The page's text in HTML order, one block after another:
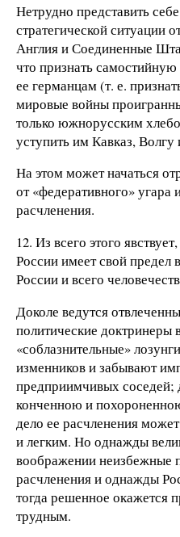
Нетрудно представить
стратегической ситуации
Англия и Соединенные
что признать
ее германцам (т. е.
мировые войны
только южнорусским
уступить им Кавказ, Волгу
На этом может начаться
от «федеративного» угара
расчленения.
12. Из всего этого
России имеет свой предел
России и всего
Доколе ведутся
политические доктринеры
«соблазнительные»
изменников и забывают
предприимчивых соседей;
конченною и
дело ее расчленения
и легким. Но однажды
воображении неизбежные
расчленения и однажды
тогда решенное окажется
трудным.